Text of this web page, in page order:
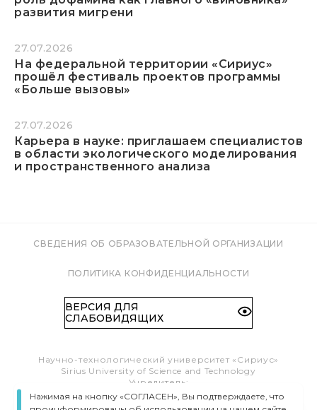
развития мигрени
27.07.2026
На федеральной территории «Сириус»
прошёл фестиваль проектов программы
«Больше вызовы»
27.07.2026
Карьера в науке: приглашаем специалистов
в области экологического моделирования
и пространственного анализа
СВЕДЕНИЯ ОБ ОБРАЗОВАТЕЛЬНОЙ ОРГАНИЗАЦИИ
ПОЛИТИКА КОНФИДЕНЦИАЛЬНОСТИ
ВЕРСИЯ ДЛЯ
СЛАБОВИДЯЩИХ
Научно-технологический университет «Сириус»
Sirius University of Science and Technology
Учредитель:
Образовательный Фонд «Талант и успех»
Федеральная территория «Сириус»,
Нажимая на кнопку «СОГЛАСЕН», Вы подтверждаете, что